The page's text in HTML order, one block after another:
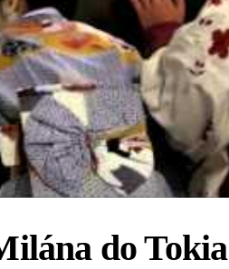
do Tokia